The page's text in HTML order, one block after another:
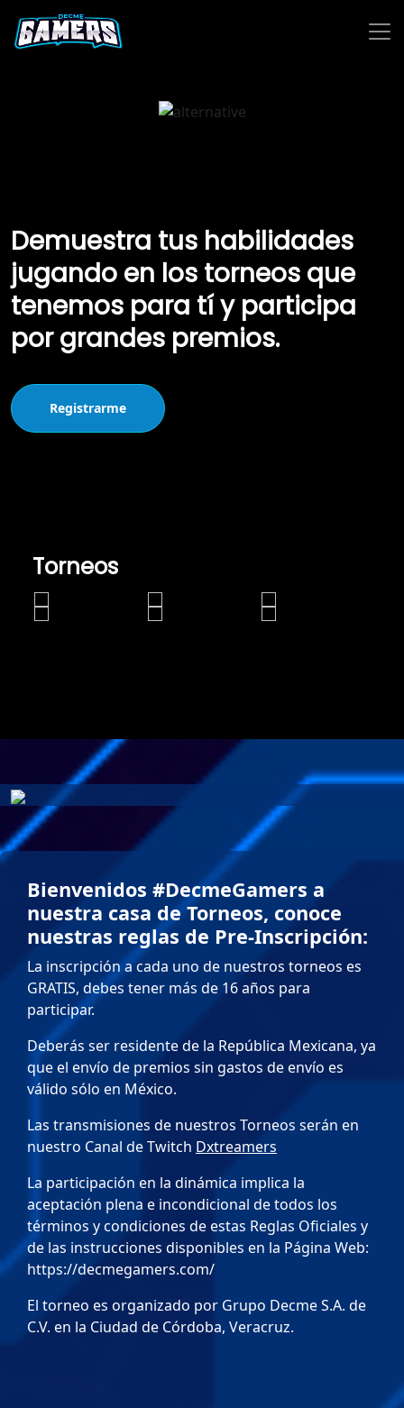
Demuestra tus habilidades
jugando en los torneos que
tenemos para tí y participa
por grandes premios.
Registrarme
Torneos
Bienvenidos #DecmeGamers a
nuestra casa de Torneos, conoce
nuestras reglas de Pre-Inscripción:
La inscripción a cada uno de nuestros torneos es
GRATIS, debes tener más de 16 años para
participar.
Deberás ser residente de la República Mexicana, ya
que el envío de premios sin gastos de envío es
válido sólo en México.
Las transmisiones de nuestros Torneos serán en
nuestro Canal de Twitch Dxtreamers
La participación en la dinámica implica la
aceptación plena e incondicional de todos los
términos y condiciones de estas Reglas Oficiales y
de las instrucciones disponibles en la Página Web:
https://decmegamers.com/
El torneo es organizado por Grupo Decme S.A. de
C.V. en la Ciudad de Córdoba, Veracruz.